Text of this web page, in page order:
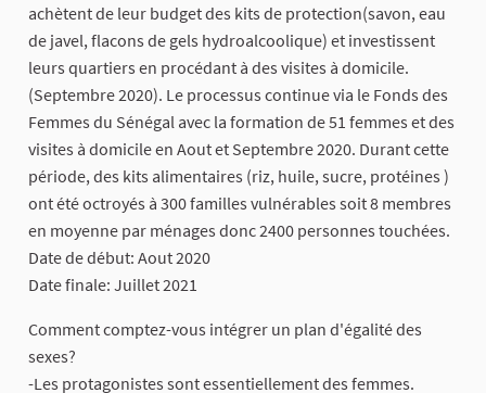
achètent de leur budget des kits de protection(savon, eau
de javel, flacons de gels hydroalcoolique) et investissent
leurs quartiers en procédant à des visites à domicile.
(Septembre 2020). Le processus continue via le Fonds des
Femmes du Sénégal avec la formation de 51 femmes et des
visites à domicile en Aout et Septembre 2020. Durant cette
période, des kits alimentaires (riz, huile, sucre, protéines )
ont été octroyés à 300 familles vulnérables soit 8 membres
en moyenne par ménages donc 2400 personnes touchées.
Date de début: Aout 2020
Date finale: Juillet 2021
Comment comptez-vous intégrer un plan d'égalité des
sexes?
-Les protagonistes sont essentiellement des femmes.